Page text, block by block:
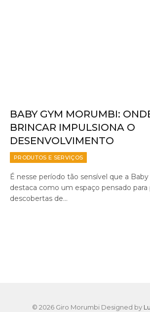
BABY GYM MORUMBI:
BRINCAR IMPULSIONA O
DESENVOLVIMENTO
PRODUTOS E SERVIÇOS
É nesse período tão sensível que a
destaca como um espaço pensado para
descobertas de…
© 2026 Giro Morumbi Designed by